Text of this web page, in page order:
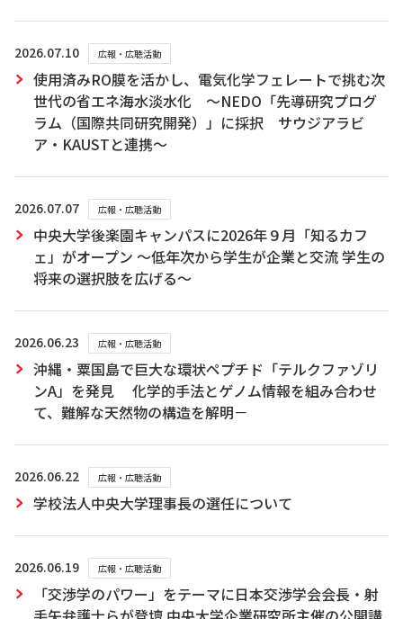
2026.07.10 広報・広聴活動
使用済みRO膜を活かし、電気化学フェレートで挑む次
世代の省エネ海水淡水化 ～NEDO「先導研究プログ
ラム（国際共同研究開発）」に採択 サウジアラビ
ア・KAUSTと連携～
2026.07.07 広報・広聴活動
中央大学後楽園キャンパスに2026年９月「知るカフ
ェ」がオープン ～低年次から学生が企業と交流 学生の
将来の選択肢を広げる～
2026.06.23 広報・広聴活動
沖縄・粟国島で巨大な環状ペプチド「テルクファゾリ
ンA」を発見 化学的手法とゲノム情報を組み合わせ
て、難解な天然物の構造を解明－
2026.06.22 広報・広聴活動
学校法人中央大学理事長の選任について
2026.06.19 広報・広聴活動
「交渉学のパワー」をテーマに日本交渉学会会長・射